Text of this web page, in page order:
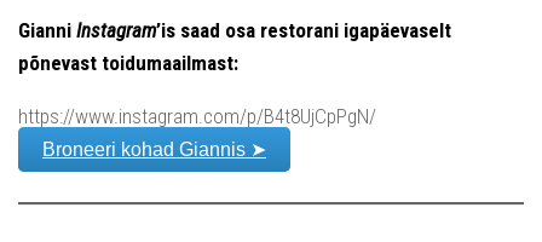
Gianni Instagram’is saad osa restorani igapäevaselt
põnevast toidumaailmast:
https://www.instagram.com/p/B4t8UjCpPgN/
Broneeri kohad Giannis ➤